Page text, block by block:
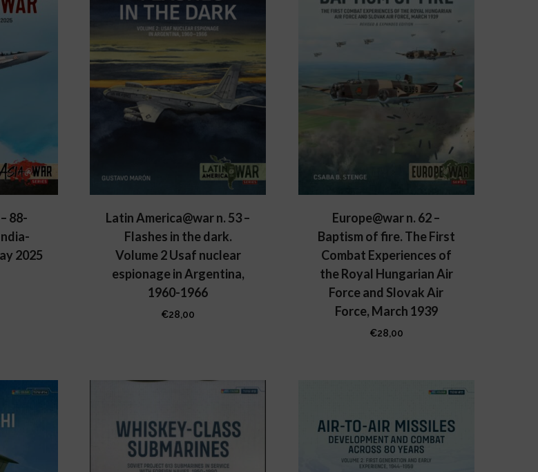
88-
2025
Latin America@war n. 53 –
Flashes in the dark.
Volume 2 Usaf nuclear
espionage in Argentina,
1960-1966
€28,00
Europe@war n. 62 –
Baptism of fire. The First
Combat Experiences of
the Royal Hungarian Air
Force and Slovak Air
Force, March 1939
€28,00